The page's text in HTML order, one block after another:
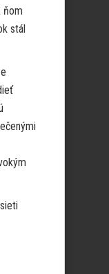
ňom
stál